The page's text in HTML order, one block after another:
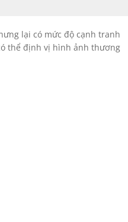
lại có mức độ cạnh tranh
thể định vị hình ảnh thương